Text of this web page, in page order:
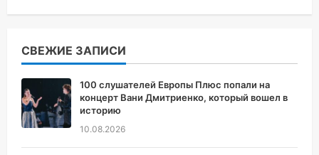
СВЕЖИЕ ЗАПИСИ
100 слушателей Европы Плюс попали на
концерт Вани Дмитриенко, который вошел в
историю
10.08.2026